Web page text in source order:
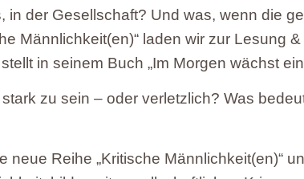
in der Gesellschaft? Und was, wenn die
Männlichkeit(en)“ laden wir zur Lesung &
in seinem Buch „Im Morgen wächst
zu sein – oder verletzlich? Was
neue Reihe „Kritische Männlichkeit(en)“